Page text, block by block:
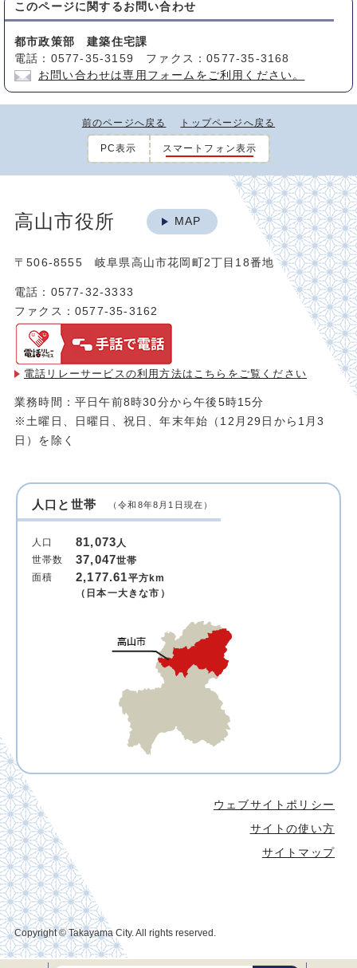
このページに関する お問い合わせ
都市政策部 建築住宅課
電話：0577-35-3159 ファクス：0577-35-3168
お問い合わせは専用フォームをご利用ください。
前のページへ戻る トップページへ戻る
PC表示 スマートフォン表示
高山市役所 MAP
〒506-8555 岐阜県高山市花岡町2丁目18番地
電話：0577-32-3333
ファクス：0577-35-3162
電話リレーサービスの利用方法は こちらをご覧ください
業務時間：平日午前8時30分から午後5時15分
※土曜日、日曜日、祝日、年末年始（12月29日から1月3
日）を除く
人口と世帯 （令和8年8月1日現在）
人口 81,073人
世帯数
37,047世帯
面積
2,177.61平方km
（日本一大きな市）
ウェブサイトポリシー
サイトの使い方
サイトマップ
Copyright © Takayama City. All rights reserved.